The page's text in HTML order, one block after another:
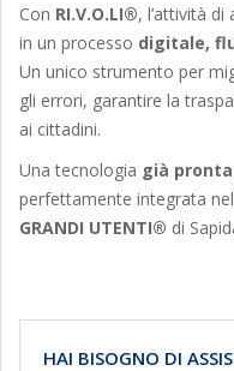
Con RI.V.O.LI®, l’attività
in un processo digitale,
Un unico strumento per
gli errori, garantire la
ai cittadini.
Una tecnologia già
perfettamente integrata
GRANDI UTENTI® di
HAI BISOGNO DI